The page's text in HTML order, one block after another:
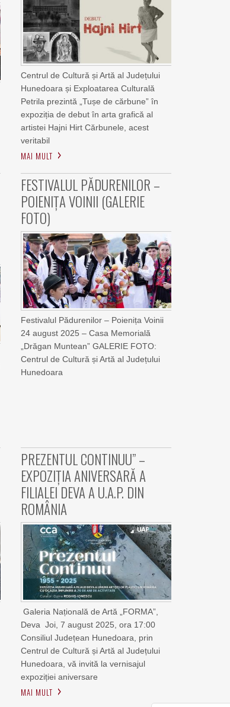
Centrul de Cultură și Artă al Județului
Hunedoara și Exploatarea Culturală
Petrila prezintă „Tușe de cărbune” în
expoziția de debut în arta grafică al
artistei Hajni Hirt Cărbunele, acest
veritabil
MAI MULT
FESTIVALUL PĂDURENILOR –
POIENIȚA VOINII (GALERIE
FOTO)
Festivalul Pădurenilor – Poienița Voinii
24 august 2025 – Casa Memorială
„Drăgan Muntean” GALERIE FOTO:
Centrul de Cultură și Artă al Județului
Hunedoara
PREZENTUL CONTINUU” –
EXPOZIȚIA ANIVERSARĂ A
FILIALEI DEVA A U.A.P. DIN
ROMÂNIA
Galeria Națională de Artă „FORMA”,
Deva Joi, 7 august 2025, ora 17:00
Consiliul Județean Hunedoara, prin
Centrul de Cultură și Artă al Județului
Hunedoara, vă invită la vernisajul
expoziției aniversare
MAI MULT